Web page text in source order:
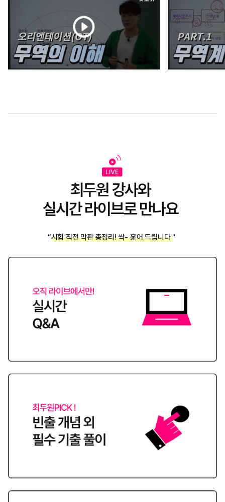
최두원 강사와
실시간 라이브로 만나요
“시험 직전 막판 총정리! 싹- 훑어 드립니다＂